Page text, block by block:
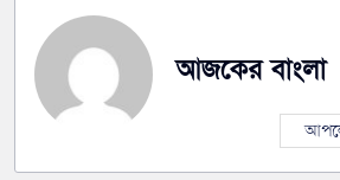
আজকের বাংলা